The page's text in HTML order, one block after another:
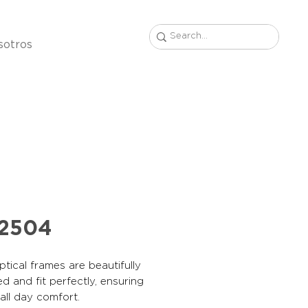
frames are beautifully
and fit perfectly, ensuring
day comfort.